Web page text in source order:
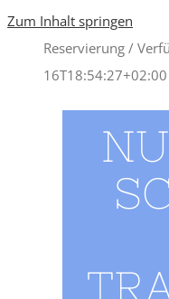
Zum Inhalt springen
Reservierung /
16T18:54:27+02:00